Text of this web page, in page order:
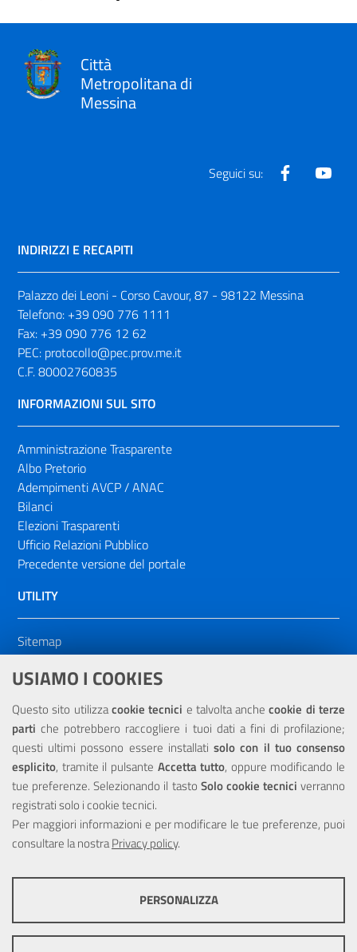
USIAMO I COOKIES
Questo sito utilizzacookie tecnici e talvolta anchecookie di terze
parti che potrebbero raccogliere i tuoi dati a fini di profilazione;
questi ultimi possono essere installatisolo con il tuo consenso
esplicito, tramite il pulsante Accetta tutto, oppure modificando le
tue preferenze. Selezionando il tasto Solo cookie tecnici verranno
registrati solo i cookie tecnici.
Per maggiori informazioni e per modificare le tue preferenze, puoi
consultare la nostraPrivacy policy.
PERSONALIZZA
Città
Metropolitana di
Messina
Seguici su: Facebook
INDIRIZZI E RECAPITI
Palazzo dei Leoni - Corso Cavour, 87 - 98122 Messina
Telefono: +39 090 776 1111
Fax: +39 090 776 12 62
PEC: protocollo@pec.prov.me.it
C.F. 80002760835
INFORMAZIONI SUL SITO
Amministrazione Trasparente
Albo Pretorio
Adempimenti AVCP / ANAC
Bilanci
Elezioni Trasparenti
Ufficio Relazioni Pubblico
Precedente versione del portale
UTILITY
Sitemap
Dichiarazione di accessibilità
NOTE LEGALI
Privacy
Portale realizzato con la partecipazione finanziaria dell'Unione
Europea tramite i fondi del POR Sicilia 2000/2006 Misura 6.05 -